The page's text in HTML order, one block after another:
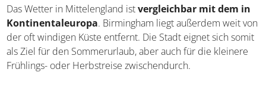
in Kontinentaleuropa. Birmingham liegt außerdem
weit von der oft windigen Küste entfernt. Die Stadt eignet
sich somit als Ziel für den Sommerurlaub, aber auch für
die kleinere Frühlings- oder Herbstreise zwischendurch.